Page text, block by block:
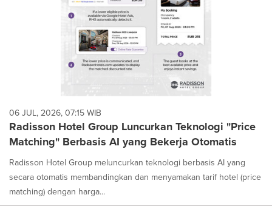
06 JUL, 2026, 07:15 WIB
Radisson Hotel Group Luncurkan Teknologi "Price
Matching" Berbasis AI yang Bekerja Otomatis
Radisson Hotel Group meluncurkan teknologi berbasis AI yang
secara otomatis membandingkan dan menyamakan tarif hotel (price
matching) dengan harga...